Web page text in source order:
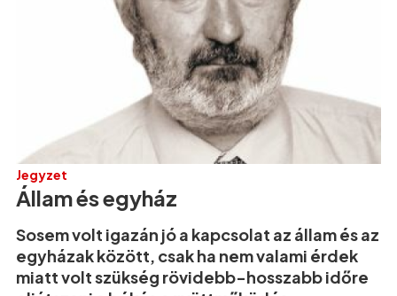
Jegyzet
Állam és egyház
Sosem volt igazán jó a kapcsolat az állam és az
egyházak között, csak ha nem valami érdek
miatt volt szükség rövidebb-hosszabb időre